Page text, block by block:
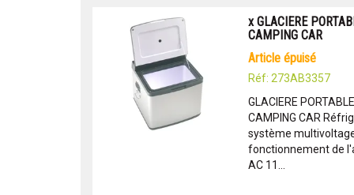
x GLACIERE
CAMPING CAR
article épuisé
Réf: 273AB3357
GLACIERE
CAMPING CAR
système
fonctionnement de
AC 11...